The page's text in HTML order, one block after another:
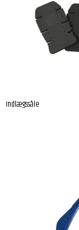
Indlægssåle